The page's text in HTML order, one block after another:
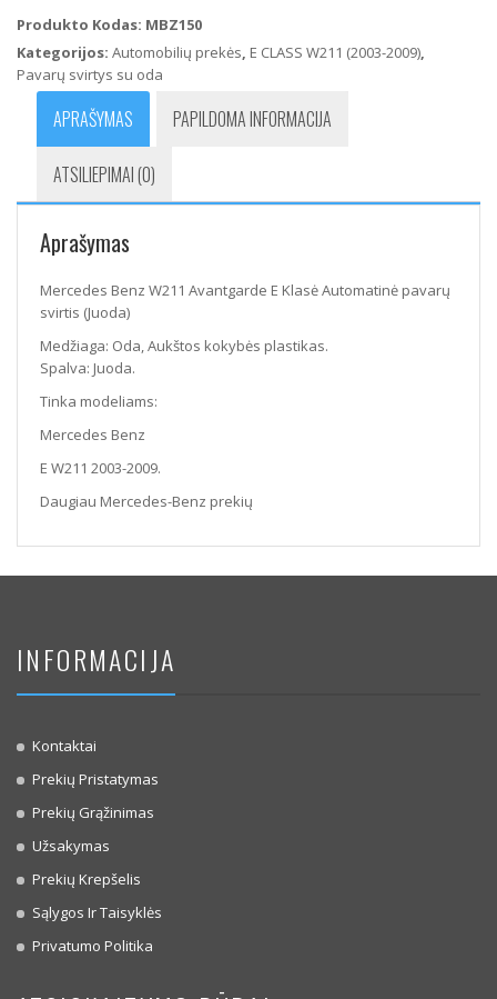
W211
E
Klasė
Automatinė
pavarų
svirtis
(Juoda)
Produkto Kodas: MBZ150
Kategorijos: Automobilių prekės, E CLASS W211 (2003-2009),
Pavarų svirtys su oda
APRAŠYMAS PAPILDOMA INFORMACIJA
ATSILIEPIMAI (0)
Aprašymas
Mercedes Benz W211 Avantgarde E Klasė Automatinė pavarų
svirtis (Juoda)
Medžiaga: Oda, Aukštos kokybės plastikas.
Spalva: Juoda.
Tinka modeliams:
Mercedes Benz
E W211 2003-2009.
Daugiau Mercedes-Benz prekių
INFORMACIJA
Kontaktai
Prekių Pristatymas
Prekių Grąžinimas
Užsakymas
Prekių Krepšelis
Sąlygos Ir Taisyklės
Privatumo Politika